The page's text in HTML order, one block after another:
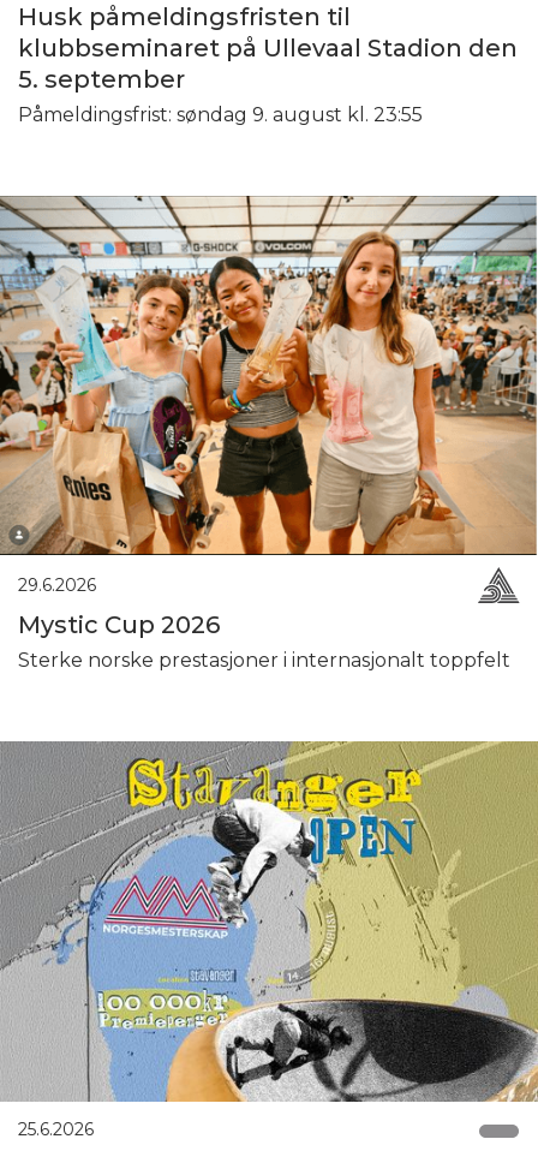
Husk påmeldingsfristen til
klubbseminaret på Ullevaal Stadion den
5. september
Påmeldingsfrist: søndag 9. august kl. 23:55
29.6.2026
Mystic Cup 2026
Sterke norske prestasjoner i internasjonalt toppfelt
25.6.2026